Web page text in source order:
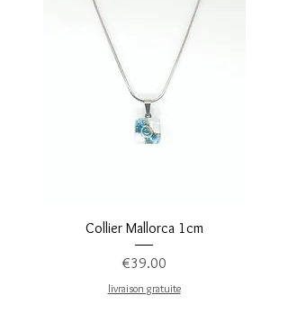
Collier Mallorca 1cm
Price
€39.00
livraison gratuite